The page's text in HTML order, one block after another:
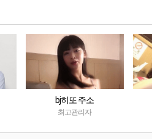
bj히또 주소
최고관리자